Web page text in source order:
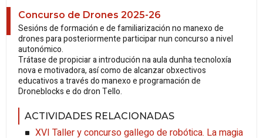
Concurso de Drones 2025-26
Sesións de formación e de familiarización no manexo de
drones para posteriormente participar nun concurso a nivel
autonómico.
Trátase de propiciar a introdución na aula dunha tecnoloxía
nova e motivadora, así como de alcanzar obxectivos
educativos a través do manexo e programación de
Droneblocks e do dron Tello.
ACTIVIDADES RELACIONADAS
XVI Taller y concurso gallego de robótica. La magia